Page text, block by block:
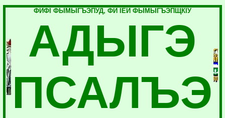
ФИФI ФЫМЫГЪЭПУД, ФИ IЕЙ ФЫМЫГЪЭПЩКIУ
АДЫГЭ
ПСАЛЪЭ